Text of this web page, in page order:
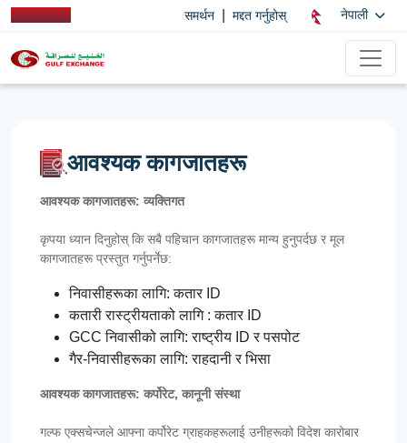
समर्थन मद्दत गर्नुहोस् नेपाली
आवश्यक कागजातहरू
आवश्यक कागजातहरू: व्यक्तिगत
कृपया ध्यान दिनुहोस् कि सबै पहिचान कागजातहरू मान्य हुनुपर्दछ र मूल
कागजातहरू प्रस्तुत गर्नुपर्नेछ:
निवासीहरूका लागि: कतार ID
कतारी रास्ट्रीयताको लागि : कतार ID
GCC निवासीको लागि: राष्ट्रीय ID र पसपोट
गैर-निवासीहरूका लागि: राहदानी र भिसा
आवश्यक कागजातहरू: कर्पोरेट, कानूनी संस्था
गल्फ एक्सचेन्जले आफ्ना कर्पोरेट ग्राहकहरूलाई उनीहरूको विदेश कारोबार